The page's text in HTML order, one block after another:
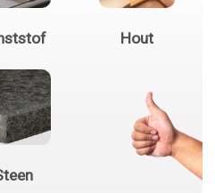
Hout